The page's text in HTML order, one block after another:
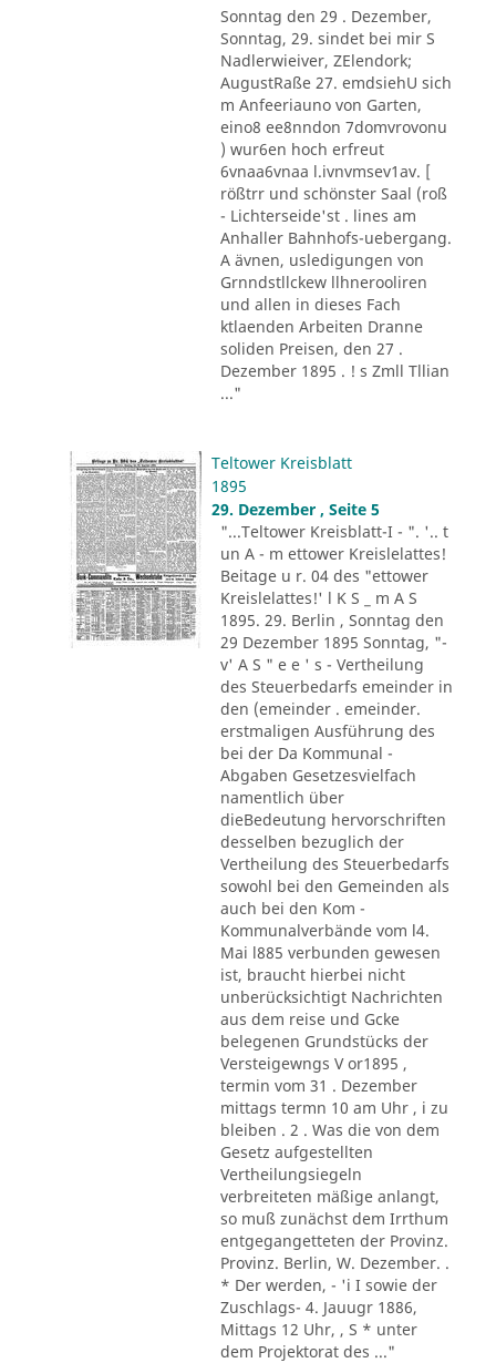
Sonntag den 29 . Dezember,
Sonntag, 29. sindet bei mir S
Nadlerwieiver, ZElendork;
AugustRaße 27. emdsiehU sich
m Anfeeriauno von Garten,
eino8 ee8nndon 7domvrovonu
) wur6en hoch erfreut
6vnaa6vnaa l.ivnvmsev1av. [
rößtrr und schönster Saal (roß
- Lichterseide'st . lines am
Anhaller Bahnhofs-uebergang.
A ävnen, usledigungen von
Grnndstllckew llhnerooliren
und allen in dieses Fach
ktlaenden Arbeiten Dranne
soliden Preisen, den 27 .
Dezember 1895 . ! s Zmll Tllian
..."
Teltower Kreisblatt
1895
29. Dezember , Seite 5
"...Teltower Kreisblatt-I - ". '.. t
un A - m ettower Kreislelattes!
Beitage u r. 04 des "ettower
Kreislelattes!' l K S _ m A S
1895. 29. Berlin , Sonntag den
29 Dezember 1895 Sonntag, "-
v' A S " e e ' s - Vertheilung
des Steuerbedarfs emeinder in
den (emeinder . emeinder.
erstmaligen Ausführung des
bei der Da Kommunal -
Abgaben Gesetzesvielfach
namentlich über
dieBedeutung hervorschriften
desselben bezuglich der
Vertheilung des Steuerbedarfs
sowohl bei den Gemeinden als
auch bei den Kom -
Kommunalverbände vom l4.
Mai l885 verbunden gewesen
ist, braucht hierbei nicht
unberücksichtigt Nachrichten
aus dem reise und Gcke
belegenen Grundstücks der
Versteigewngs V or1895 ,
termin vom 31 . Dezember
mittags termn 10 am Uhr , i zu
bleiben . 2 . Was die von dem
Gesetz aufgestellten
Vertheilungsiegeln
verbreiteten mäßige anlangt,
so muß zunächst dem Irrthum
entgegangetteten der Provinz.
Provinz. Berlin, W. Dezember. .
* Der werden, - 'i I sowie der
Zuschlags- 4. Jauugr 1886,
Mittags 12 Uhr, , S * unter
dem Projektorat des ..."